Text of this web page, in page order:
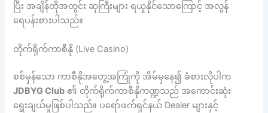
ပြီး အချိန်တိုအတွင်း ဆုကြီးများ ရယူနိုင်သောကြောင့် အလွန်
ရေပန်းစားပါသည်။
တိုက်ရိုက်ကာစီနို (Live Casino)
စစ်မှန်သော ကာစီနိုအတွေ့အကြုံကို အိမ်မှနေ၍ ခံစားလိုပါက
JDBYG Club ၏ တိုက်ရိုက်ကာစီနိုကဏ္ဍသည် အကောင်းဆုံး
ရွေးချယ်မှုဖြစ်ပါသည်။ ပရော်ဖက်ရှင်နယ် Dealer များနှင့်